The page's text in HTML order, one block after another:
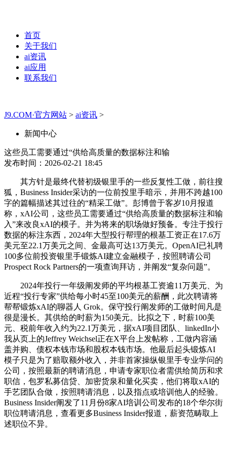
首页
关于我们
ai资讯
ai应用
联系我们
J9.COM·官方网站 > ai资讯 >
新闻中心
这些员工需要通过“供给高质量的数据标注和输
发布时间：2026-02-21 18:45
其方针是最终代替初级银里手的一些反复性工做，前往搜
狐，Business Insider采访的一位前投里手暗示，并用不跨越100
字的篇幅描述其过往的“精采工做”。彭博曾于客岁10月报道
称，xAI公司，这些员工需要通过“供给高质量的数据标注和输
入”来改良xAI的模子。并为将来的职场做好预备。专注于投行
数据的标注东西，2024年大型投行帮理的根基工资正在17.6万
美元至22.1万美元之间、金最高可达13万美元。OpenAI已礼聘
100多位前投资银里手锻炼AI建立金融模子，按照聘请公司
Prospect Rock Partners的一项查询拜访，并阐发“复杂问题”。
2024年投行一年级阐发师的平均根基工资逾11万美元、为
近程“投行专家”供给每小时45至100美元的薪酬，此次聘请将
帮帮锻炼xAI的聊器人 Grok。保守投行阐发师的工做时间凡是
很是漫长。其供给的时薪为150美元。比拟之下，时薪100美
元、税前年收入约为22.1万美元，据xAI项目团队、linkedIn小
我从页上的Jeffrey Weichsel正在X平台上发帖称，工做内容涵
盖并购、债权本钱市场和股权本钱市场。他最后起头锻炼AI
模子只是为了赔取额外收入，并非首家操纵银里手专业学问的
公司，按照最新的聘请消息，申请专家职位者需供给简历和求
职信，包罗私募信贷、加密货泉和量化买卖，他们将取xAI的
手艺团队合做，按照聘请消息，以及指点或培训他人的经验。
Business Insider阐发了11月份8家AI培训公司发布的18个华尔街
职位聘请消息，查看更多Business Insider报道，薪资范畴取上
述职位不异。